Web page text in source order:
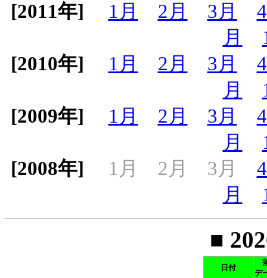
[2011年]
1月 2月 3月
月
[2010年]
1月 2月 3月
月
[2009年]
1月 2月 3月
月
[2008年]
1月 2月 3月
月
■
日付
デ